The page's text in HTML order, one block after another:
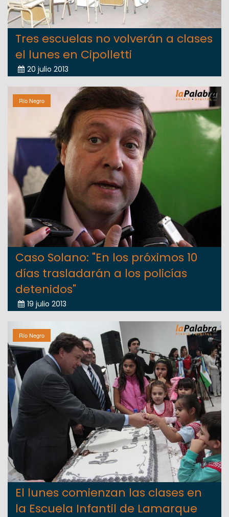
Tres escuelas no volverán a clases
el lunes en Cipolletti
20 julio 2013
Río Negro
Caso Solano: "En los próximos 10
días trasladarán a los policías
detenidos"
19 julio 2013
Río Negro
El lunes comienzan las clases en
la Escuela Infantil de Lamarque